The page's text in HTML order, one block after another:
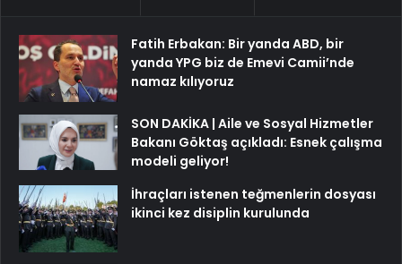
Fatih Erbakan: Bir yanda ABD, bir
yanda YPG biz de Emevi Camii’nde
namaz kılıyoruz
SON DAKİKA | Aile ve Sosyal Hizmetler
Bakanı Göktaş açıkladı: Esnek çalışma
modeli geliyor!
İhraçları istenen teğmenlerin dosyası
ikinci kez disiplin kurulunda